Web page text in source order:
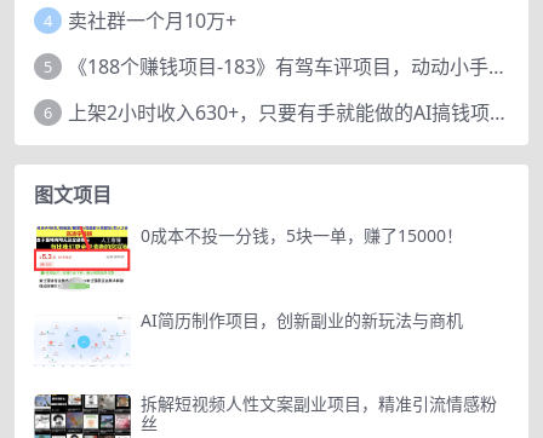
4 卖社群一个月10万+
5 《188个赚钱项目-183》有驾车评项目，动动小手，复制粘贴赚44元！
6 上架2小时收入630+，只要有手就能做的AI搞钱项目，奶奶看完都能学会!
图文项目
0成本不投一分钱，5块一单，赚了15000！
AI简历制作项目，创新副业的新玩法与商机
拆解短视频人性文案副业项目，精准引流情感粉
丝